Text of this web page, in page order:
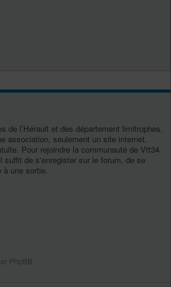
de l’Hérault et des département limitrophes.
association, seulement un site internet.
Pour rejoindre la communauté de Vtt34
suffit de s'enregister sur le forum, de se
à une sortie.
PhpBB